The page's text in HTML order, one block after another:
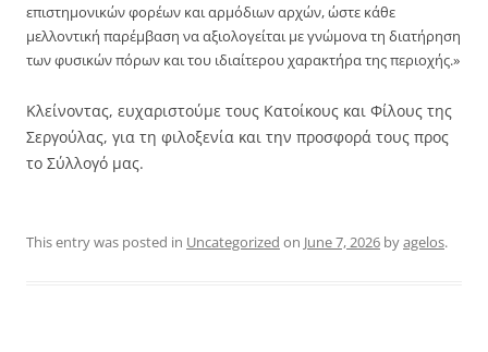
επιστημονικών φορέων και αρμόδιων αρχών, ώστε κάθε
μελλοντική παρέμβαση να αξιολογείται με γνώμονα τη διατήρηση
των φυσικών πόρων και του ιδιαίτερου χαρακτήρα της περιοχής.»
Κλείνοντας, ευχαριστούμε τους Κατοίκους και Φίλους της
Σεργούλας, για τη φιλοξενία και την προσφορά τους προς
το Σύλλογό μας.
This entry was posted in Uncategorized on June 7, 2026 byagelos.